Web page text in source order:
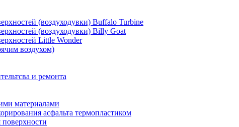
(воздуходувки) Buffalo Turbine
(воздуходувки) Billy Goat
Little Wonder
воздухом)
и ремонта
материалами
асфальта термопластиком